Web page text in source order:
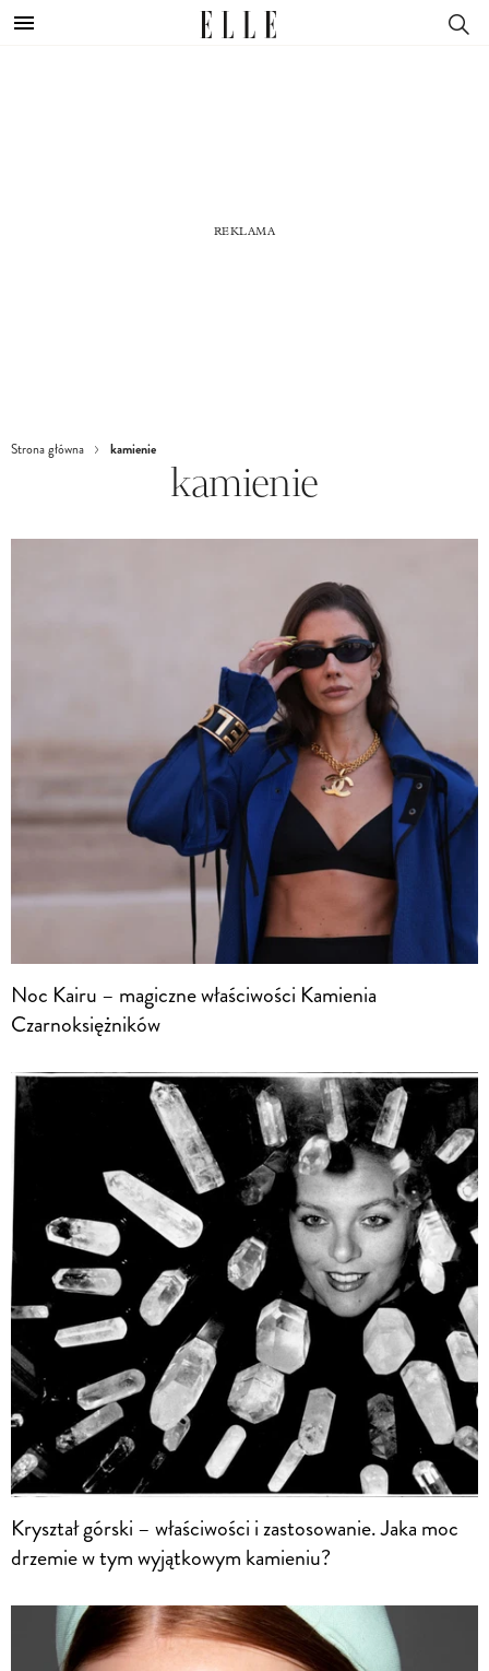
Strona główna kamienie
kamienie
Noc Kairu – magiczne właściwości Kamienia
Czarnoksiężników
Kryształ górski – właściwości i zastosowanie. Jaka moc
drzemie w tym wyjątkowym kamieniu?